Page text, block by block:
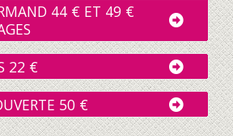
44 € ET 49 €
22 €
50 €